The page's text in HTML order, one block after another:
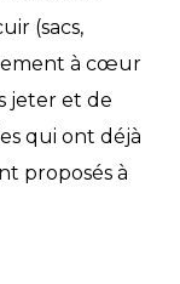
(sacs,
à cœur
jeter et de
qui ont déjà
proposés à